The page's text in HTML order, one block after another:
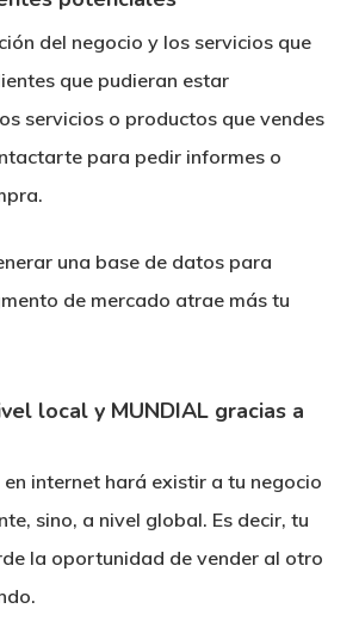
del negocio y los servicios que
que pudieran estar
servicios o productos que vendes
para pedir informes o
una base de datos para
de mercado atrae más tu
local y MUNDIAL gracias a
en internet hará existir a tu negocio
sino, a nivel global. Es decir, tu
la oportunidad de vender al otro